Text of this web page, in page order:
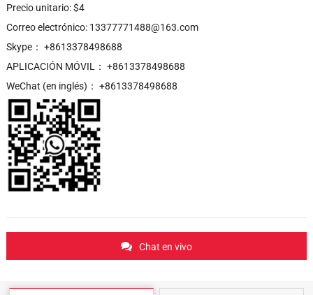
Precio unitario: $4
Correo electrónico: 13377771488@163.com
Skype： +8613378498688
APLICACIÓN MÓVIL： +8613378498688
WeChat (en inglés)： +8613378498688
Chat en vivo